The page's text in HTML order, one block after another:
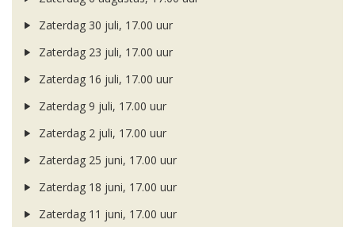
Zaterdag 30 juli, 17.00 uur
Zaterdag 23 juli, 17.00 uur
Zaterdag 16 juli, 17.00 uur
Zaterdag 9 juli, 17.00 uur
Zaterdag 2 juli, 17.00 uur
Zaterdag 25 juni, 17.00 uur
Zaterdag 18 juni, 17.00 uur
Zaterdag 11 juni, 17.00 uur